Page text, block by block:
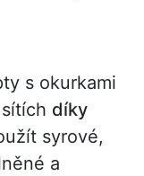
s okurkami
díky
syrové,
a